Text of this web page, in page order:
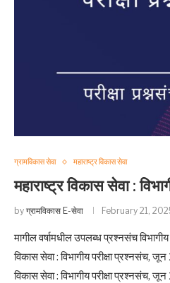
ग्रामविकास सेवा महाराष्ट्र विकास सेवा
महाराष्ट्र विकास सेवा :
by ग्रामविकास E-सेवा February 21,
मागील वर्षामधील उपलब्ध प्रश्नसंच
विकास सेवा : विभागीय परीक्षा प्रश्नसंच,
विकास सेवा : विभागीय परीक्षा प्रश्नसंच,